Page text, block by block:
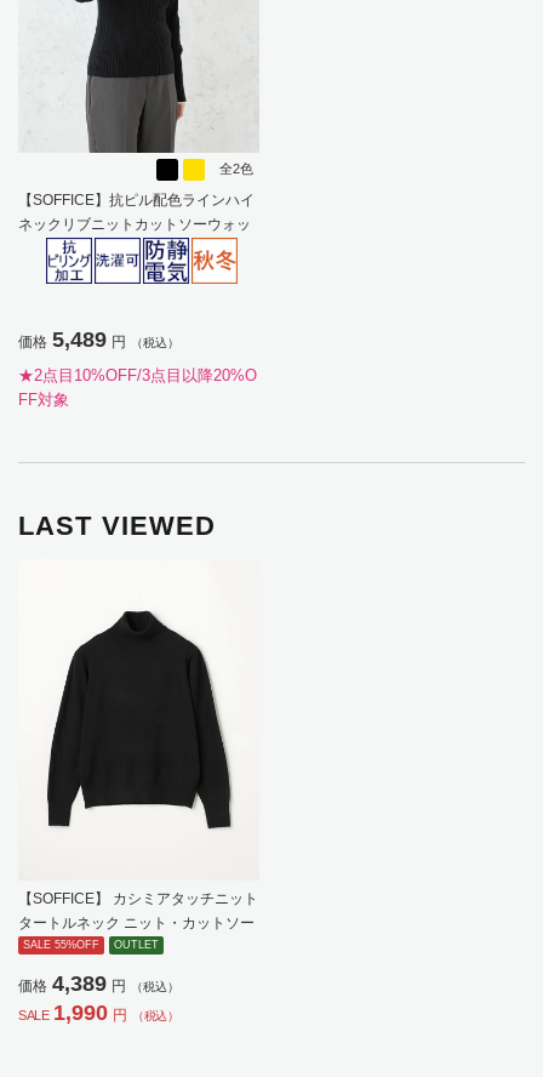
全2色
【SOFFICE】抗ピル配色ラインハイ
ネックリブニットカットソーウォッ
シャブル放電抗ピリング秋冬【レデ
ィース】
価格 5,489 円 （税込）
★2点目10%OFF/3点目以降20%O
FF対象
LAST VIEWED
【SOFFICE】 カシミアタッチニット
タートルネック ニット・カットソー
長袖 ソフィーチェ 秋冬 【レディー
SALE 55%OFF OUTLET
価格 4,389 円 （税込）
SALE 1,990 円 （税込）